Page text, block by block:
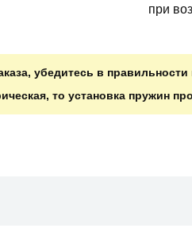
при
убедитесь в
то установка пружин